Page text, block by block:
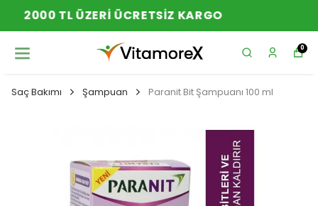
YENI SEZON ÜRÜNLER
0
Saç Bakımı Şampuan Paranit Bit Şampuanı 100 ml